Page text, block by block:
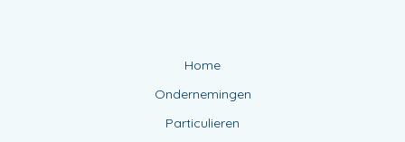
Home
Ondernemingen
Particulieren